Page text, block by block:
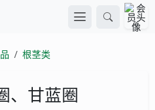
根茎类
、甘蓝圈